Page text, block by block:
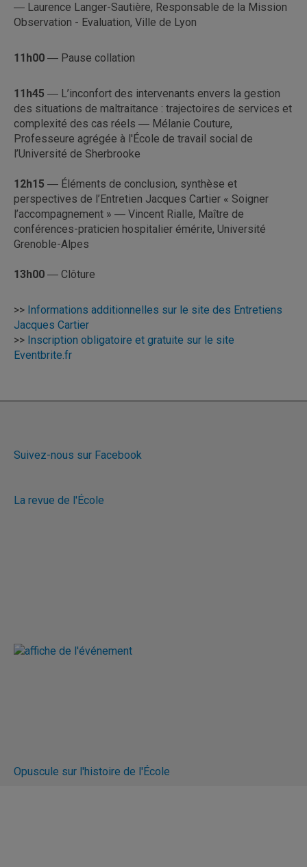
― Laurence Langer-Sautière, Responsable de la Mission
Observation - Evaluation, Ville de Lyon
11h00 ― Pause collation
11h45 ― L’inconfort des intervenants envers la gestion
des situations de maltraitance : trajectoires de services et
complexité des cas réels ― Mélanie Couture,
Professeure agrégée à l'École de travail social de
l’Université de Sherbrooke
12h15 ― Éléments de conclusion, synthèse et
perspectives de l’Entretien Jacques Cartier « Soigner
l’accompagnement » ― Vincent Rialle, Maître de
conférences-praticien hospitalier émérite, Université
Grenoble-Alpes
13h00 ― Clôture
>> Informations additionnelles sur le site des Entretiens
Jacques Cartier
>> Inscription obligatoire et gratuite sur le site
Eventbrite.fr
Suivez-nous sur Facebook
La revue de l'École
Opuscule sur l'histoire de l'École